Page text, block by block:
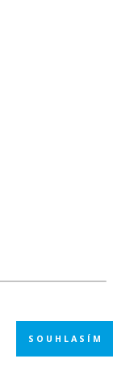
SOUHLASÍM